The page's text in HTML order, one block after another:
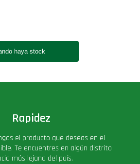
Rapidez
el producto que deseas en el
Te encuentres en algún distrito
más lejana del país.